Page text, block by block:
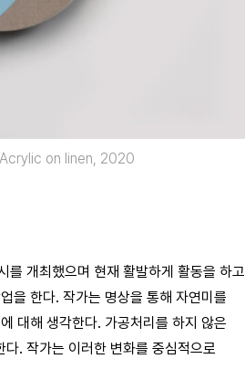
on linen, 2020
를 개최했으며 현재 활발하게 활동을 하고
을 한다. 작가는 명상을 통해 자연미를
대해 생각한다. 가공처리를 하지 않은
. 작가는 이러한 변화를 중심적으로